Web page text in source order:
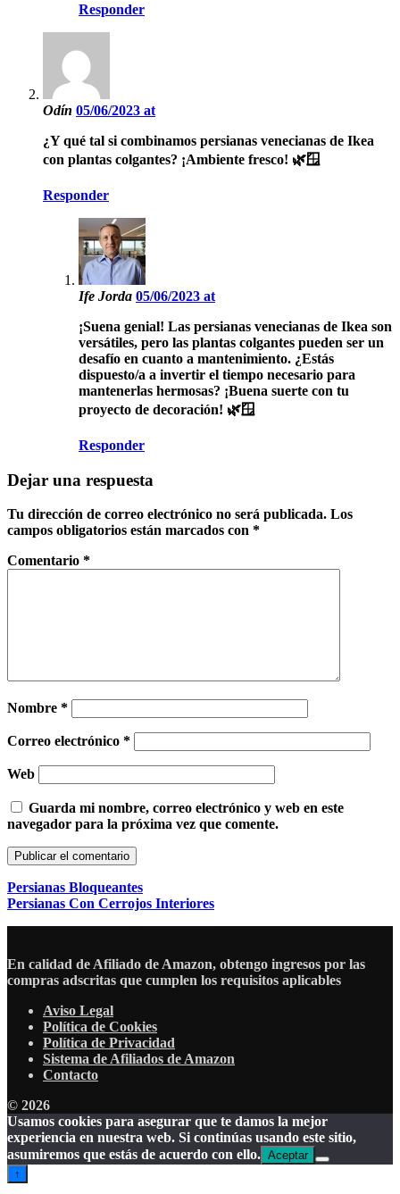
Responder
Odín 05/06/2023 at
¿Y qué tal si combinamos persianas venecianas de Ikea
con plantas colgantes? ¡Ambiente fresco! 🌿🪟
Responder
Ife Jorda 05/06/2023 at
¡Suena genial! Las persianas venecianas de Ikea son
versátiles, pero las plantas colgantes pueden ser un
desafío en cuanto a mantenimiento. ¿Estás
dispuesto/a a invertir el tiempo necesario para
mantenerlas hermosas? ¡Buena suerte con tu
proyecto de decoración! 🌿🪟
Responder
Dejar una respuesta
Tu dirección de correo electrónico no será publicada. Los
campos obligatorios están marcados con *
Comentario *
Nombre *
Correo electrónico *
Web
Guarda mi nombre, correo electrónico y web en este
navegador para la próxima vez que comente.
Persianas Bloqueantes
Persianas Con Cerrojos Interiores
En calidad de Afiliado de Amazon, obtengo ingresos por las
compras adscritas que cumplen los requisitos aplicables
Aviso Legal
Política de Cookies
Política de Privacidad
Sistema de Afiliados de Amazon
Contacto
© 2026
Usamos cookies para asegurar que te damos la mejor
experiencia en nuestra web. Si continúas usando este sitio,
asumiremos que estás de acuerdo con ello. Aceptar
↑